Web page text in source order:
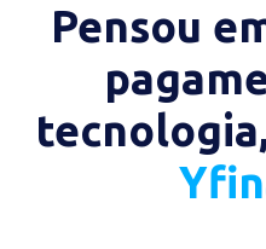
Pensou